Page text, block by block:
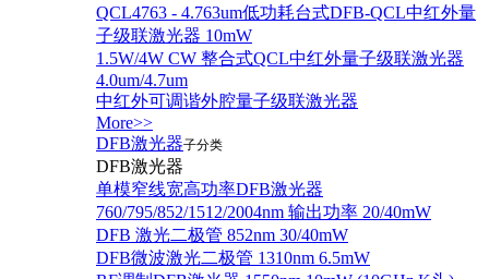
QCL4763 - 4.763um低功耗台式DFB-QCL中红外量
子级联激光器 10mW
1.5W/4W CW 整合式QCL中红外量子级联激光器
4.0um/4.7um
中红外可调谐外腔量子级联激光器
More>>
DFB激光器子分类
DFB激光器
单模窄线宽高功率DFB激光器
760/795/852/1512/2004nm 输出功率 20/40mW
DFB 激光二极管 852nm 30/40mW
DFB微波激光二极管 1310nm 6.5mW